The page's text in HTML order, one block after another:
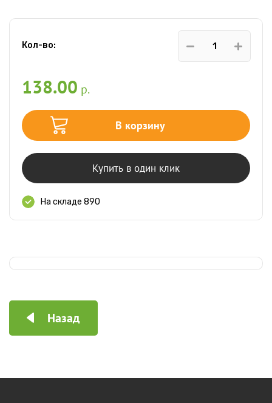
Кол-во:
138.00 р.
В корзину
Купить в один клик
На складе 890
Назад